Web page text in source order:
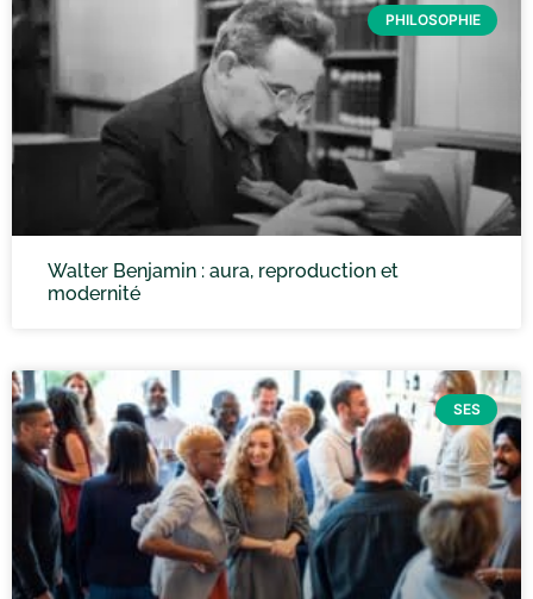
PHILOSOPHIE
Walter Benjamin : aura, reproduction et
modernité
SES